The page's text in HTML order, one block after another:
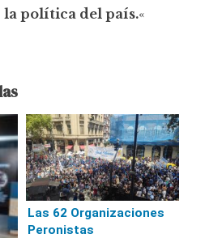
política del país.«
Las 62 Organizaciones
Peronistas